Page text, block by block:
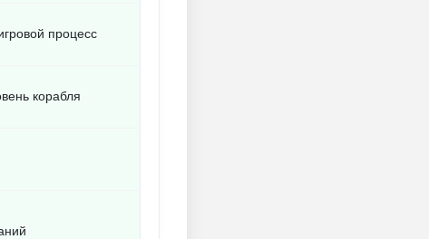
процесс
корабля